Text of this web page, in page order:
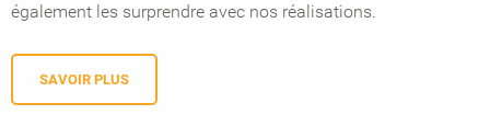
également les surprendre avec nos réalisations.
SAVOIR PLUS